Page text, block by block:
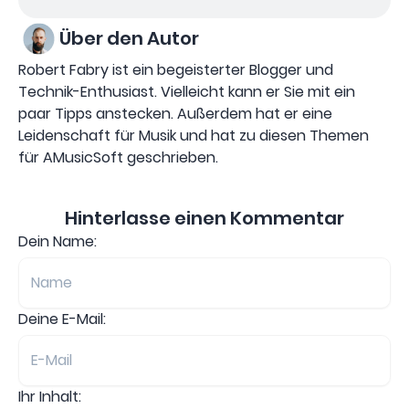
Über den Autor
Robert Fabry ist ein begeisterter Blogger und
Technik-Enthusiast. Vielleicht kann er Sie mit ein
paar Tipps anstecken. Außerdem hat er eine
Leidenschaft für Musik und hat zu diesen Themen
für AMusicSoft geschrieben.
Hinterlasse einen Kommentar
Dein Name:
Deine E-Mail:
Ihr Inhalt: